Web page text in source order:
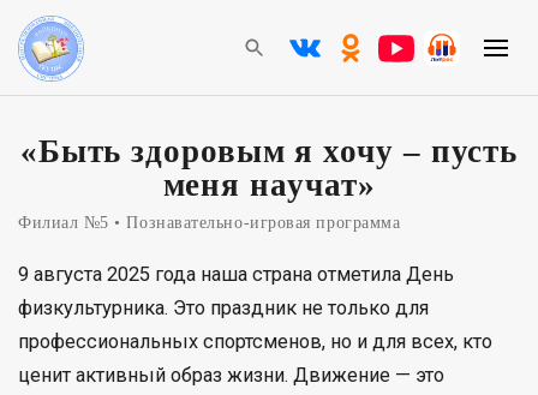
«Быть здоровым я хочу – пусть
меня научат»
Филиал №5 Познавательно-игровая программа
9 августа 2025 года наша страна отметила День
физкультурника. Это праздник не только для
профессиональных спортсменов, но и для всех, кто
ценит активный образ жизни. Движение — это